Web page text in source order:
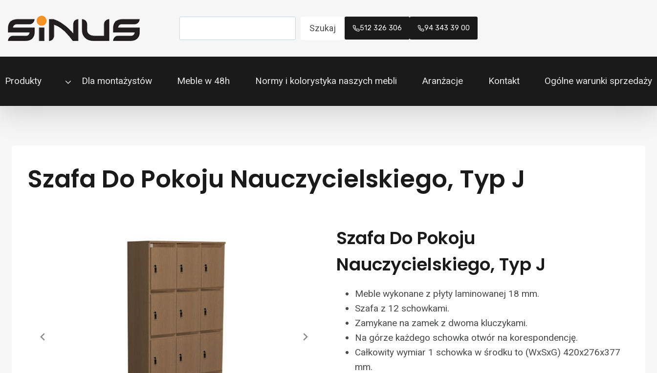
do
treści
Szukaj 512 326 306 94 343 39 00
Produkty Dla montażystów Meble w 48h Normy i kolorystyka naszych mebli Aranżacje Kontakt Ogólne warunki sprzedaży
Szafa Do Pokoju Nauczycielskiego, Typ J
Szafa Do Pokoju
Nauczycielskiego, Typ J
Meble wykonane z płyty laminowanej 18 mm.
Szafa z 12 schowkami.
Zamykane na zamek z dwoma kluczykami.
Na górze każdego schowka otwór na korespondencję.
Całkowity wymiar 1 schowka w środku to (WxSxG) 420x276x377
mm.